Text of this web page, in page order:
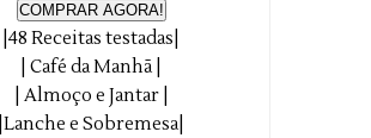
COMPRAR AGORA!
|48 Receitas testadas|
| Café da Manhã |
| Almoço e Jantar |
|Lanche e Sobremesa|